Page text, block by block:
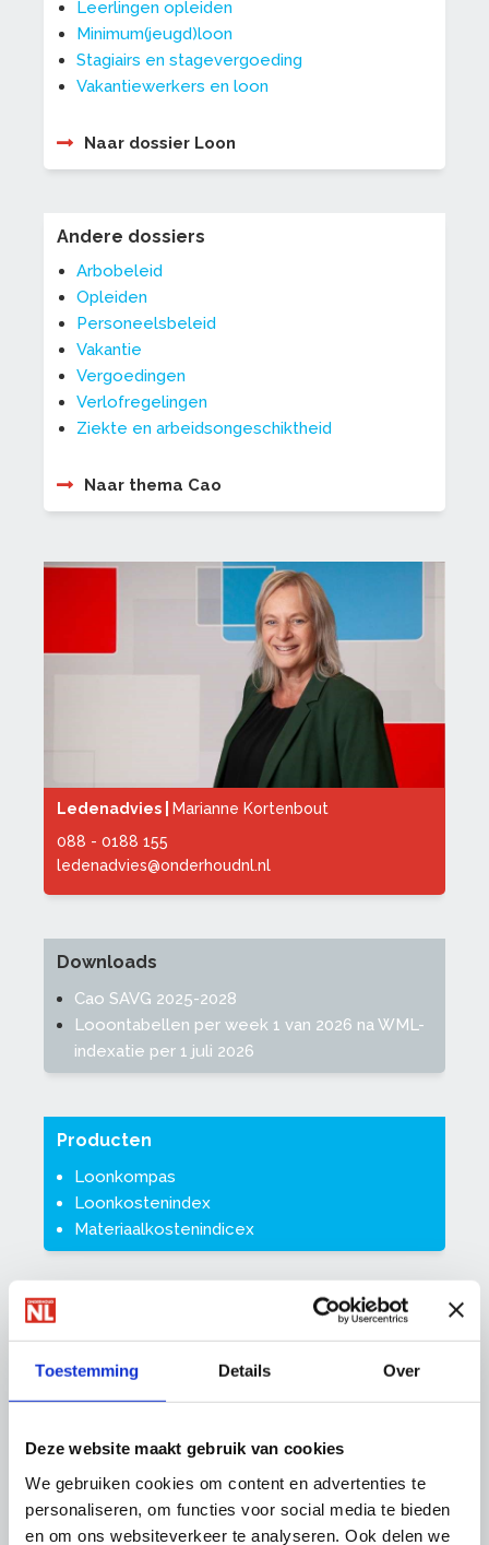
Toestemming Details Over
Deze website maakt gebruik van cookies
We gebruiken cookies om content en advertenties te
personaliseren, om functies voor social media te bieden
en om ons websiteverkeer te analyseren. Ook delen we
Leerlingen opleiden
Minimum(jeugd)loon
Stagiairs en stagevergoeding
Vakantiewerkers en loon
Naar dossier Loon
Andere dossiers
Arbobeleid
Opleiden
Personeelsbeleid
Vakantie
Vergoedingen
Verlofregelingen
Ziekte en arbeidsongeschiktheid
Naar thema Cao
Ledenadvies |
Marianne Kortenbout
088 - 0188 155
ledenadvies@onderhoudnl.nl
Downloads
Cao SAVG 2025-2028
Looontabellen per week 1 van 2026 na WML-
indexatie per 1 juli 2026
Producten
Loonkompas
Loonkostenindex
Materiaalkostenindicex
opleidingsniveau's, gekoppeld aan de in de wet
genoemde mbo-beroepsopleidingen:
Niveau 1:
Entree-opleiding (voorheen assistent
schilder)
Niveau 2: